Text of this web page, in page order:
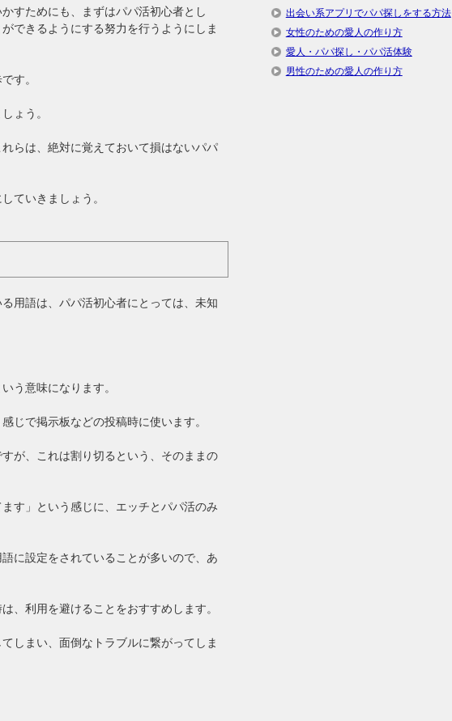
すためにも、まずはパパ活初心者とし
できるようにする努力を行うようにしま
す。
ょう。
らは、絶対に覚えておいて損はないパパ
ていきましょう。
用語は、パパ活初心者にとっては、未知
う意味になります。
じで掲示板などの投稿時に使います。
が、これは割り切るという、そのままの
す」という感じに、エッチとパパ活のみ
に設定をされていることが多いので、あ
、利用を避けることをおすすめします。
しまい、面倒なトラブルに繋がってしま
出会い系アプリでパパ探しをする方法
女性のための愛人の作り方
愛人・パパ探し・パパ活体験
男性のための愛人の作り方